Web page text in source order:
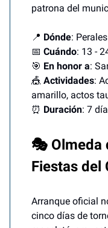
patrona del
📍 Dónde:
📅 Cuándo: 13 -
🎯 En honor a:
🎪 Actividades:
amarillo, actos
⏰ Duración: 7
🎭 Olmeda
Fiestas del
Arranque oficial
cinco días de